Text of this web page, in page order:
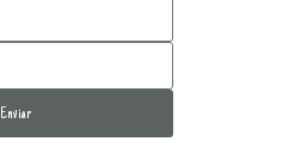
Enviar